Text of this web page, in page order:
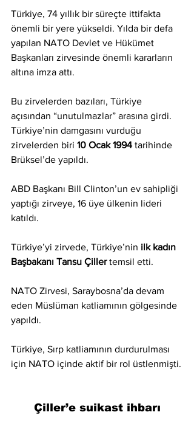
Türkiye, 74 yıllık bir süreçte ittifakta
önemli bir yere yükseldi. Yılda bir defa
yapılan NATO Devlet ve Hükümet
Başkanları zirvesinde önemli kararların
altına imza attı.
Bu zirvelerden bazıları, Türkiye
açısından “unutulmazlar” arasına girdi.
Türkiye’nin damgasını vurduğu
zirvelerden biri 10 Ocak 1994 tarihinde
Brüksel’de yapıldı.
ABD Başkanı Bill Clinton’un ev sahipliği
yaptığı zirveye, 16 üye ülkenin lideri
katıldı.
Türkiye’yi zirvede, Türkiye’nin ilk kadın
Başbakanı Tansu Çiller temsil etti.
NATO Zirvesi, Saraybosna’da devam
eden Müslüman katliamının gölgesinde
yapıldı.
Türkiye, Sırp katliamının durdurulması
için NATO içinde aktif bir rol üstlenmişti.
Çiller’e suikast ihbarı